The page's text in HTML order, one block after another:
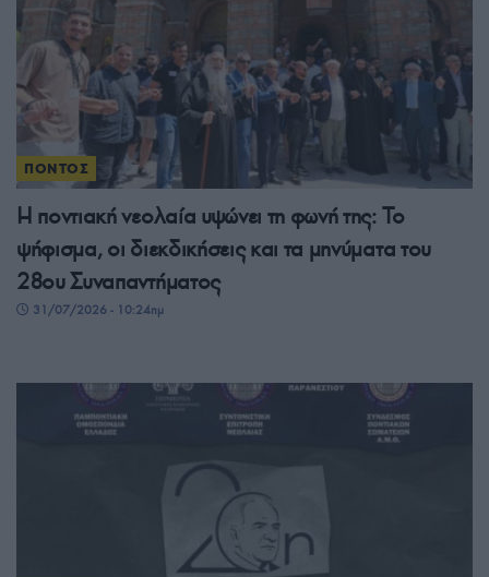
ΠΟΝΤΟΣ
Η ποντιακή νεολαία υψώνει τη φωνή της: Το
ψήφισμα, οι διεκδικήσεις και τα μηνύματα του
28ου Συναπαντήματος
31/07/2026 - 10:24πμ